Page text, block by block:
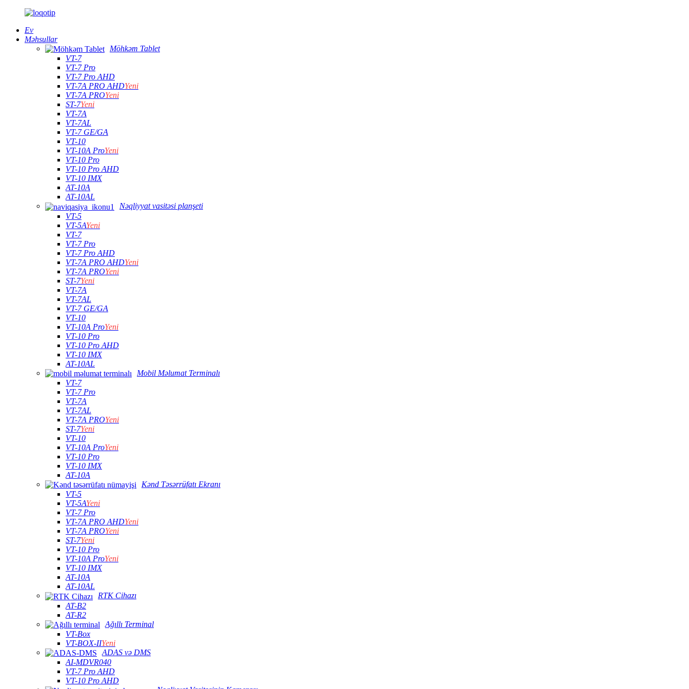
Ev
Məhsullar
Möhkəm Tablet
VT-7
VT-7 Pro
VT-7 Pro AHD
VT-7A PRO AHDYeni
VT-7A PROYeni
ST-7Yeni
VT-7A
VT-7AL
VT-7 GE/GA
VT-10
VT-10A ProYeni
VT-10 Pro
VT-10 Pro AHD
VT-10 IMX
AT-10A
AT-10AL
Nəqliyyat vasitəsi planşeti
VT-5
VT-5AYeni
VT-7
VT-7 Pro
VT-7 Pro AHD
VT-7A PRO AHDYeni
VT-7A PROYeni
ST-7Yeni
VT-7A
VT-7AL
VT-7 GE/GA
VT-10
VT-10A ProYeni
VT-10 Pro
VT-10 Pro AHD
VT-10 IMX
AT-10AL
Mobil Məlumat Terminalı
VT-7
VT-7 Pro
VT-7A
VT-7AL
VT-7A PROYeni
ST-7Yeni
VT-10
VT-10A ProYeni
VT-10 Pro
VT-10 IMX
AT-10A
Kənd Təsərrüfatı Ekranı
VT-5
VT-5AYeni
VT-7 Pro
VT-7A PRO AHDYeni
VT-7A PROYeni
ST-7Yeni
VT-10 Pro
VT-10A ProYeni
VT-10 IMX
AT-10A
AT-10AL
RTK Cihazı
AT-B2
AT-R2
Ağıllı Terminal
VT-Box
VT-BOX-IIYeni
ADAS və DMS
AI-MDVR040
VT-7 Pro AHD
VT-10 Pro AHD